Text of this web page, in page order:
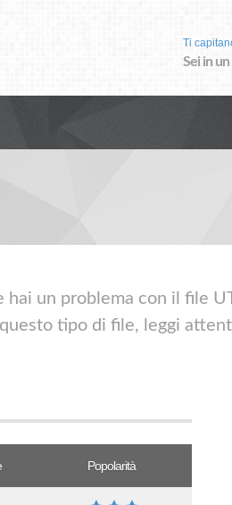
Ti
Sei in
un problema con il file
tipo di file, leggi
Popolarità